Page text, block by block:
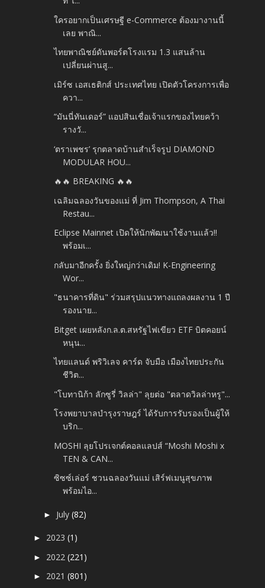
ใครอยากเป็นเศรษฐี e-Commerce ต้องมางานนี้
เลย พาณิ...
ไทยพาณิชย์ดันพอร์ตโรงแรม 1.3 แสนล้าน
เปลี่ยนผ่านสู...
เมิร์ซ เอสเธติกส์ ประเทศไทย เปิดตัวโครงการเพื่อ
ควา...
“มันนี่ทันเดอร์” แอปสินเชื่อเจ้าแรกของไทยคว้า
รางวั...
‘ตราเพชร’ รุกตลาดบ้านสำเร็จรูป DIAMOND
MODULAR HOU...
🔥🔥 BREAKING 🔥🔥
เฉลิมฉลองวันของแม่ ที่ Jim Thompson, A Thai
Restau...
Eclipse Mainnet เปิดให้นักพัฒนาใช้งานแล้ว!!
พร้อมเ...
กลับมาอีกครั้ง ยิ่งใหญ่กว่าเดิม! K-Engineering
Wor...
"ธนาคารที่ดิน" ร่วมสรุปแนวทางแถลงผลงาน 1 ปี
รองนาย...
Bitget เผยหลังก.ล.ต.สหรัฐไฟเขียว ETF บิตคอยน์
หนุน...
ไทยแลนด์ พริวิเลจ คาร์ด จับมือ เมืองไทยประกัน
ชีวิต...
"โบทานิก้า ลักซูรี่ วิลล่า" ลุยต่อ "ตลาดวิลล่าหรู"...
โรงพยาบาลบำรุงราษฎร์ ได้รับการรับรองเป็นผู้ให้
บริก...
MOSHI ลุยโปรเจกต์คอลแลปส์ “Moshi Moshi x
TEN & CAN...
ซิซซ์เล่อร์ ชวนฉลองวันแม่ เสิร์ฟเมนูสุขภาพ
พร้อมไอ...
► July(82)
► 2023(1)
► 2022(221)
► 2021(801)